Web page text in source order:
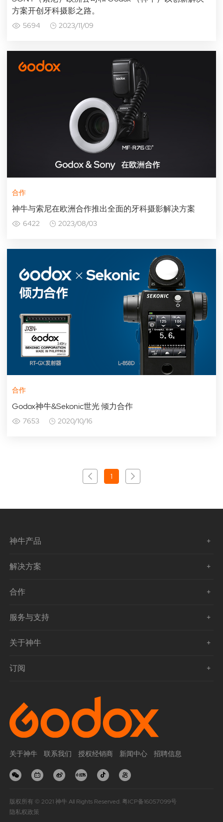
方案开创牙科摄影之路。
5694 2023/11/09
合作
神牛与索尼在欧洲合作推出全面的牙科摄影解决方案
6422 2023/08/03
合作
Godox神牛&Sekonic世光 倾力合作
7653 2020/10/16
1
神牛产品
解决方案
合作
服务与支持
关于神牛
订阅
关于神牛 联系我们 授权经销商 新闻中心 招聘信息
隐私权政策
版权所有 © 2021 神牛 All Rights Reserved.粤ICP备16057099号